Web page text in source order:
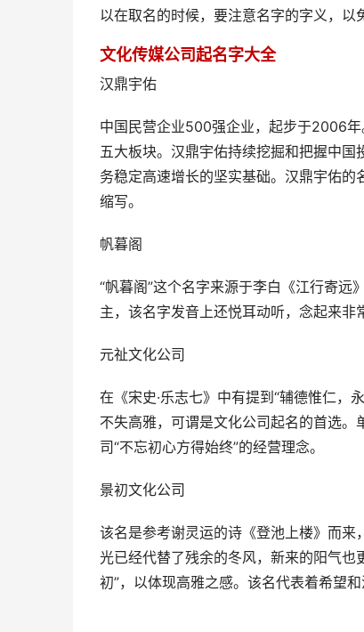
以在取名的时候，要注意名字的字义，以
文化传媒公司起名字大全
汉鼎宇佑
中国民营企业500强企业，起步于2006
五大板块。汉鼎宇佑持续挖掘和把握中
务稳定高速增长的坚实基础。汉鼎宇佑的
缩写。
帆暮阁
“帆暮阁”这个名字来源于李白《江行寄远
主，该名字发音上还悦耳动听，念起来非
元祉文化公司
在《宋史·乐志七》中有提到“辅德惟仁，
不失高雅，可谓是文化公司起名的首选
司“不忘初心方得始终”的经营理念。
景初文化公司
该名是参考谢灵运的诗《登池上楼》而来
光已经代替了残余的冬风，新来的阳气也
初”，以体现高雅之感。该名代表着希望